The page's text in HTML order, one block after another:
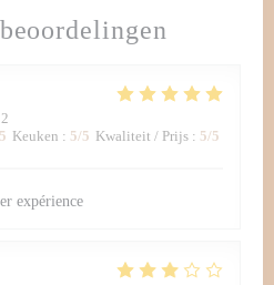
Keuken : 5/5 Kwaliteit / Prijs : 5/5
expérience